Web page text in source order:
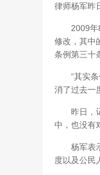
律师杨军昨
2009年8
修改，其中
条例第三十
“其实条
消了过去一
昨日，记
中，也没有
杨军表示
度以及公民